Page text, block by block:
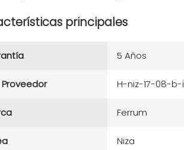
principales
5 Años
Proveedor H-niz-17-08-b-i
Ferrum
Niza